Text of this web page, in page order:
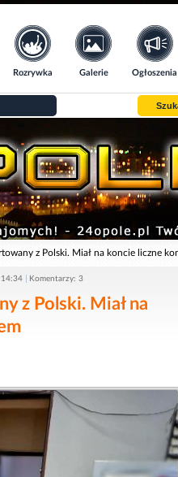
Rozrywka Galerie Ogłoszenia
z Polski. Miał na koncie liczne
Komentarzy: 3
z Polski. Miał na